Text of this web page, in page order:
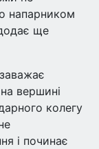
напарником
ще
вершині
колегу
і починає